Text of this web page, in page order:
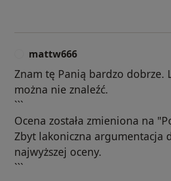
mattw666
Znam tę Panią bardzo dobrze.
można nie znaleźć.
```
Ocena została zmieniona na
Zbyt lakoniczna argumentacja
najwyższej oceny.
```